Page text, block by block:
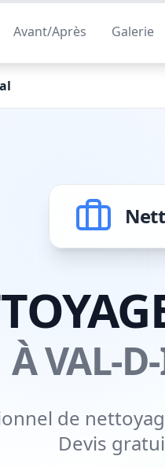
Avant/Après Galerie
À VAL-
de
Devis